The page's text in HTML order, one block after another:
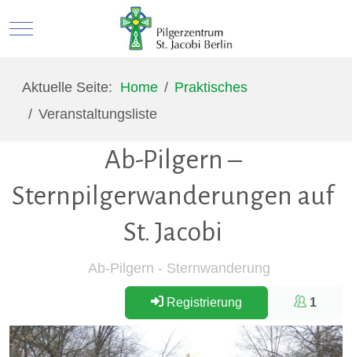
Mobile Menu Toggle
Aktuelle Seite: Home
Praktisches
Veranstaltungsliste
Ab-Pilgern –
Sternpilgerwanderungen auf
St. Jacobi
Ab-Pilgern - Sternwanderung
Registrierung 1